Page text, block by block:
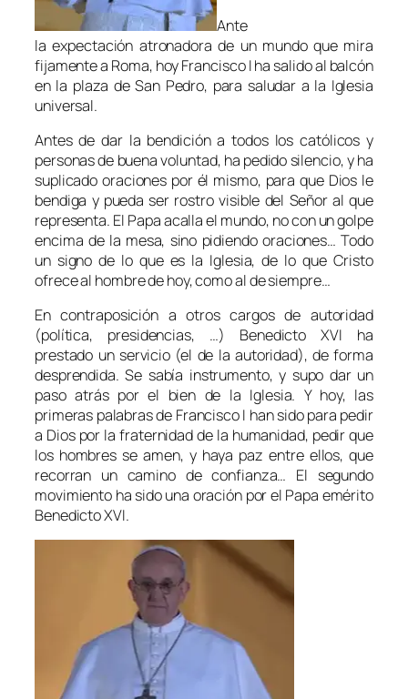
Ante
la expectación atronadora de un mundo que mira
fijamente a Roma, hoy Francisco I ha salido al balcón
en la plaza de San Pedro, para saludar a la Iglesia
universal.
Antes de dar la bendición a todos los católicos y
personas de buena voluntad, ha pedido silencio, y ha
suplicado oraciones por él mismo, para que Dios le
bendiga y pueda ser rostro visible del Señor al que
representa. El Papa acalla el mundo, no con un golpe
encima de la mesa, sino pidiendo oraciones… Todo
un signo de lo que es la Iglesia, de lo que Cristo
ofrece al hombre de hoy, como al de siempre…
En contraposición a otros cargos de autoridad
(política, presidencias, …) Benedicto XVI ha
prestado un servicio (el de la autoridad), de forma
desprendida. Se sabía instrumento, y supo dar un
paso atrás por el bien de la Iglesia. Y hoy, las
primeras palabras de Francisco I han sido para pedir
a Dios por la fraternidad de la humanidad, pedir que
los hombres se amen, y haya paz entre ellos, que
recorran un camino de confianza… El segundo
movimiento ha sido una oración por el Papa emérito
Benedicto XVI.